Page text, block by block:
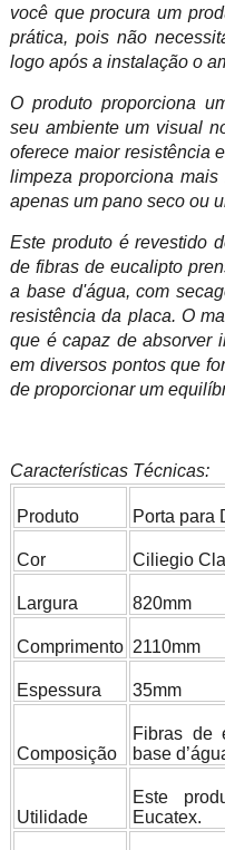
você que procura um
prática, pois não
logo após a instalação o
O produto proporciona
seu ambiente um visual
oferece maior resistência
limpeza proporciona
apenas um pano seco ou
Este produto é revestido
de fibras de eucalipto
a base d'água, com
resistência da placa. O
que é capaz de absorver
em diversos pontos que
de proporcionar um
Características Técnicas:
Produto Porta para
Cor Ciliegio
Largura 820mm
Comprimento 2110mm
Espessura 35mm
Composição
Fibras de
base
Utilidade
Este
Eucatex.